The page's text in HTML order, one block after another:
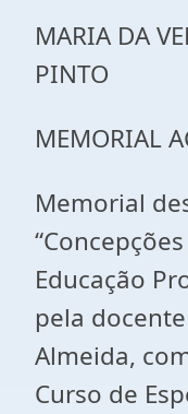
MARIA DA
PINTO
MEMORIAL
Memorial
Educação
pela
Almeida,
Curso de